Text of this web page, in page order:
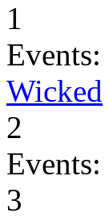
1
Events:
Wicked
2
Events:
3